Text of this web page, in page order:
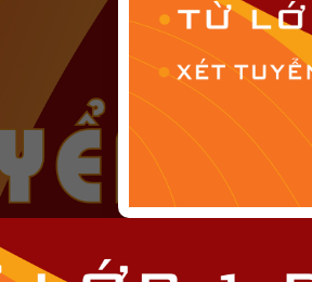
Cơ Sở Vật Chất
Đội Ngũ Nhân Sự
Tổ Chức Đoàn Thể
Công Khai
Cải Cách